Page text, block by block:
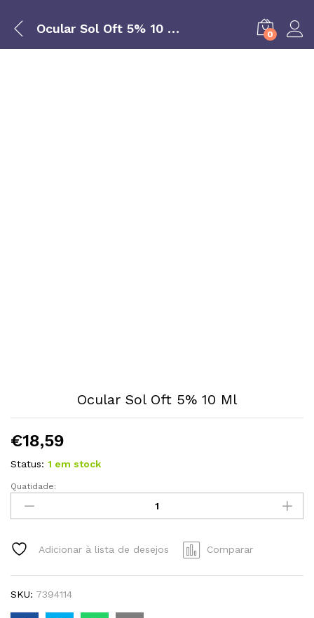
Ocular Sol Oft 5% 10 Ml 0
Ocular Sol Oft 5% 10 Ml
€18,59
Status: 1 em stock
Ocular
Sol
Oft
10
Quatidade:
Adicionar à lista de desejos Comparar
SKU: 7394114